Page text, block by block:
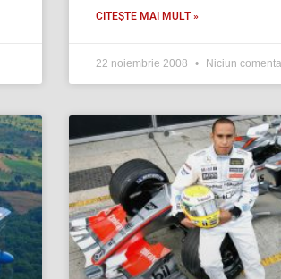
CITEȘTE MAI MULT »
22 noiembrie 2008 Niciun